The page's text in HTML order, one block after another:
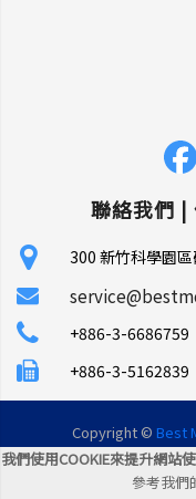
我們使用COOKIE來提升網站
參考我們
聯絡我們 |
300 新竹科學園
+886-3-6686759
+886-3-5162839
Copyright © Best
| 網站地